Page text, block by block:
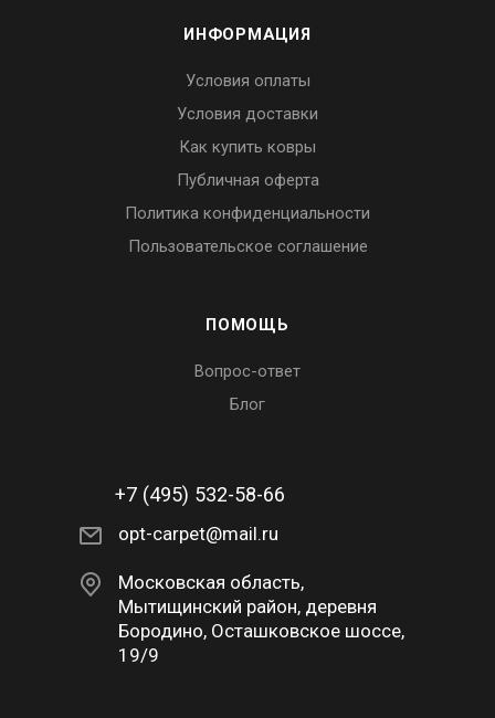
ИНФОРМАЦИЯ
Условия оплаты
Условия доставки
Как купить ковры
Публичная оферта
Политика конфиденциальности
Пользовательское соглашение
ПОМОЩЬ
Вопрос-ответ
Блог
+7 (495) 532-58-66
opt-carpet@mail.ru
Московская область,
Мытищинский район, деревня
Бородино, Осташковское шоссе,
19/9